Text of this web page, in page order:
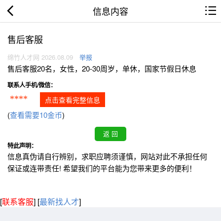
信息内容
售后客服
绵竹人才网 2026.08.09 举报
售后客服20名，女性，20-30周岁，单休，国家节假日休息
联系人手机/微信：
**** 点击查看完整信息
(查看需要10金币)
特此声明：
信息真伪请自行辨别，求职应聘须谨慎，网站对此不承担任何
保证或连带责任! 希望我们的平台能为您带来更多的便利！
[联系客服] [最新找人才]